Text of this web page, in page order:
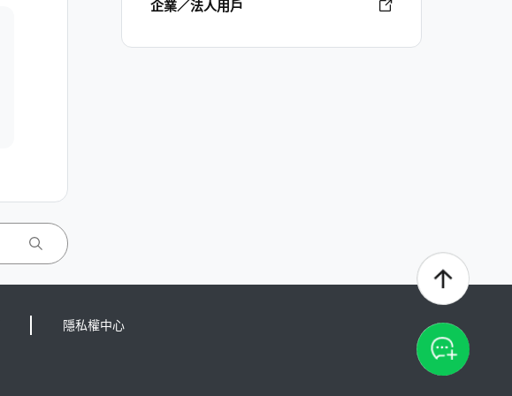
企業／法人用戶
隱私權中心